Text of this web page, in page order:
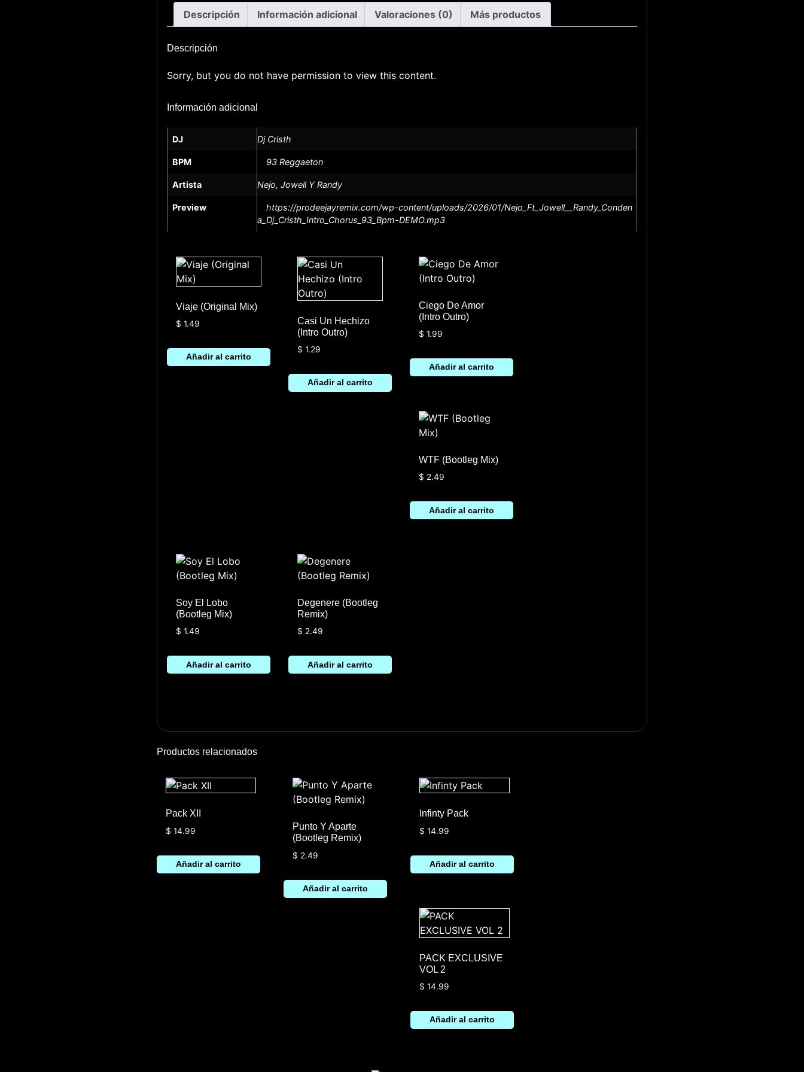
Descripción Información adicional Valoraciones (0) Más productos
Descripción
Sorry, but you do not have permission to view this content.
Información adicional
DJ Dj Cristh
BPM 93 Reggaeton
Artista Nejo, Jowell Y Randy
Preview
https://prodeejayremix.com/wp-content/uploads/2026/01/Nejo_Ft_Jowell__Randy_Conden
a_Dj_Cristh_Intro_Chorus_93_Bpm-DEMO.mp3
Viaje (Original Mix)
$ 1.49
Añadir al carrito
Casi Un Hechizo
(Intro Outro)
$ 1.29
Añadir al carrito
Ciego De Amor
(Intro Outro)
$ 1.99
Añadir al carrito
WTF (Bootleg Mix)
$ 2.49
Añadir al carrito
Soy El Lobo
(Bootleg Mix)
$ 1.49
Añadir al carrito
Degenere (Bootleg
Remix)
$ 2.49
Añadir al carrito
Productos relacionados
Pack XII
$ 14.99
Añadir al carrito
Punto Y Aparte
(Bootleg Remix)
$ 2.49
Añadir al carrito
Infinty Pack
$ 14.99
Añadir al carrito
PACK EXCLUSIVE
VOL 2
$ 14.99
Añadir al carrito